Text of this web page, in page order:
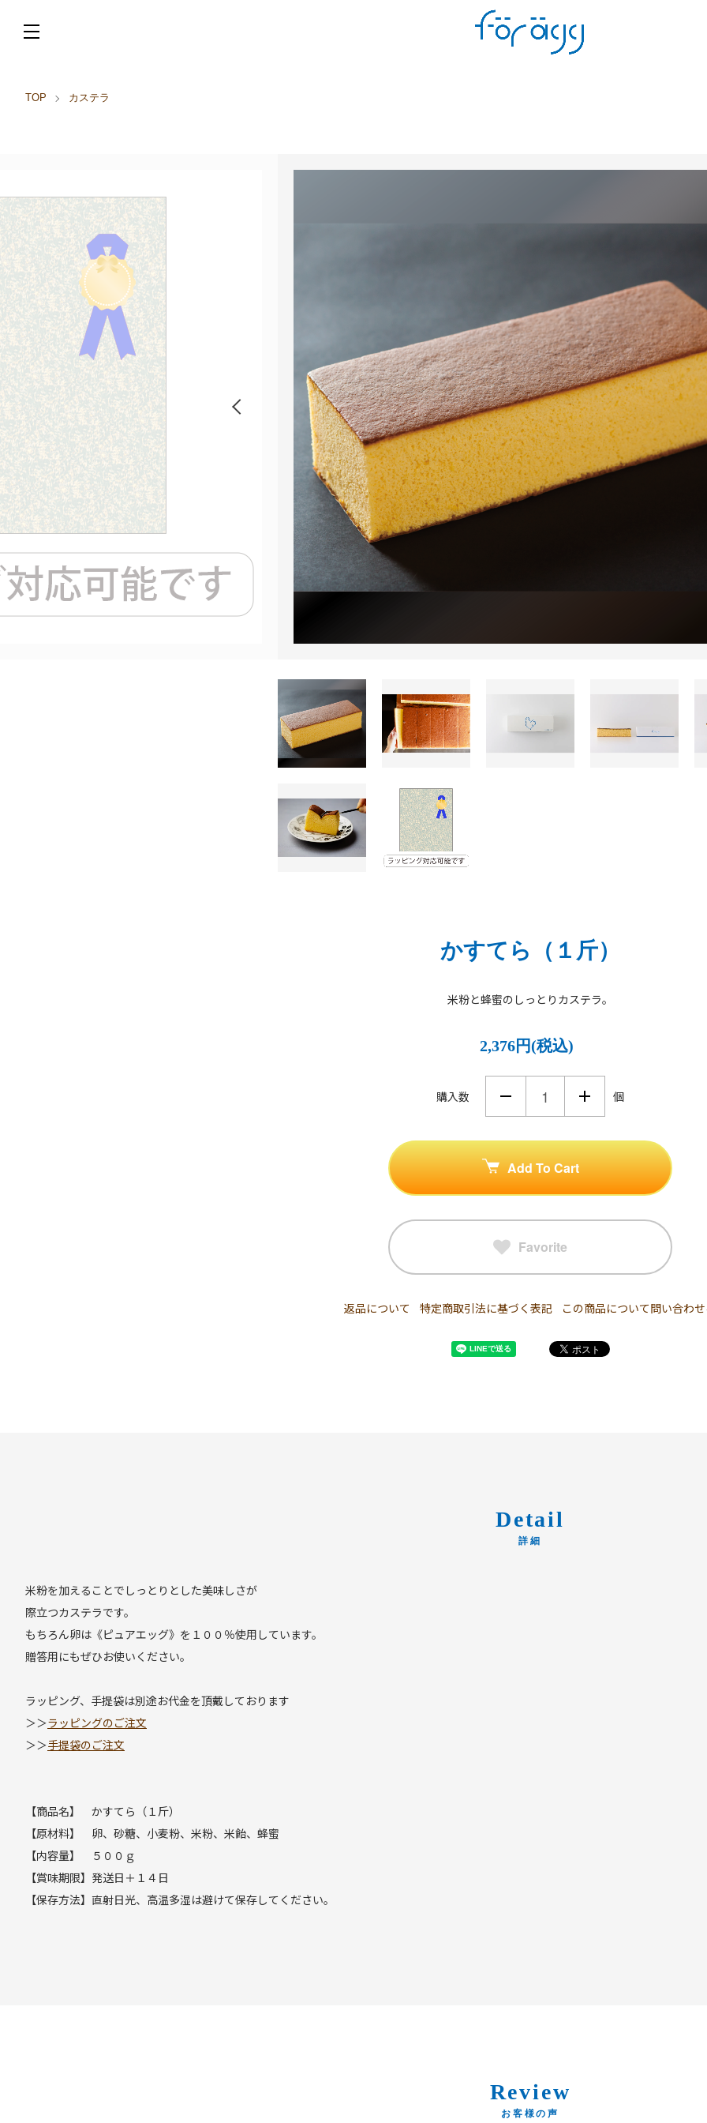
TOP カステラ
かすてら（１斤）
米粉と蜂蜜のしっとりカステラ。
2,376円(税込)
購入数 個
Add To Cart
Favorite
返品について 特定商取引法に基づく表記 この商品について問い合わ
Detail
米粉を加えることでしっとりとした美味しさが
際立つカステラです。
もちろん卵は《ピュアエッグ》を１００％使用しています。
贈答用にもぜひお使いください。
ラッピング、手提袋は別途お代金を頂戴しております
＞＞ラッピングのご注文
＞＞手提袋のご注文
【商品名】 かすてら（１斤）
【原材料】 卵、砂糖、小麦粉、米粉、米飴、蜂蜜
【内容量】 ５００ｇ
【賞味期限】発送日＋１４日
【保存方法】直射日光、高温多湿は避けて保存してください。
Review